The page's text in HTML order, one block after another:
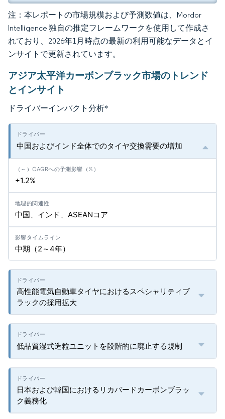
注：本レポートの市場規模および予測数値は、Mordor
Intelligence 独自の推定フレームワークを使用して作成さ
れており、2026年1月時点の最新の利用可能なデータとイ
ンサイトで更新されています。
アジア太平洋カーボンブラック市場のトレンド
とインサイト
ドライバーインパクト分析*
中国およびインド全体でのタイヤ交換需要の増加
+1.2%
中国、インド、ASEANコア
中期（2～4年）
高性能電気自動車タイヤにおけるスペシャリティブ
ラックの採用拡大
低品質湿式造粒ユニットを段階的に廃止する規制
日本および韓国におけるリカバードカーボンブラッ
ク義務化